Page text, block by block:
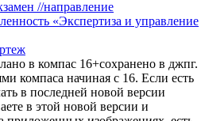
в компас 16+сохранено в джпг.
компаса начиная с 16. Если есть
в последней новой версии
в этой новой версии и